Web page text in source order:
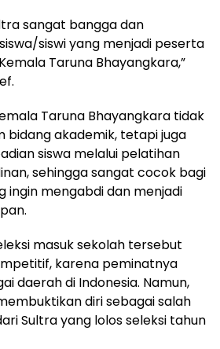
sangat bangga dan
siswi yang menjadi peserta
Taruna Bhayangkara,”
Taruna Bhayangkara tidak
bidang akademik, tetapi juga
siswa melalui pelatihan
sehingga sangat cocok bagi
ingin mengabdi dan menjadi
masuk sekolah tersebut
karena peminatnya
daerah di Indonesia. Namun,
diri sebagai salah
Sultra yang lolos seleksi tahun